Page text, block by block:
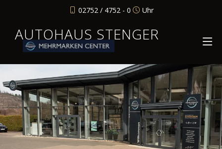
02752 / 4752 - 0 Uhr
AUTOHAUS STENGER